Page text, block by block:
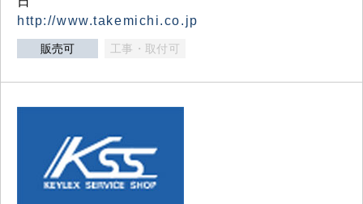
http://www.takemichi.co.jp
販売可 工事・取付可